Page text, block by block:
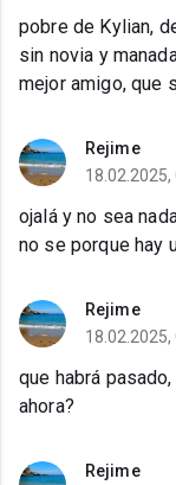
pobre de Kylian,
sin novia y
mejor amigo, que
Rejime
18.02.2025,
ojalá y no sea
no se porque hay
Rejime
18.02.2025,
que habrá
ahora?
Rejime